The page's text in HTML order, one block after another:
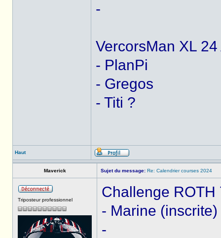
-
VercorsMan XL 24
- PlanPi
- Gregos
- Titi ?
Haut
Maverick Sujet du message: Re: Calendrier courses 2024
Triposteur professionnel
Challenge ROTH
- Marine (inscrite)
-